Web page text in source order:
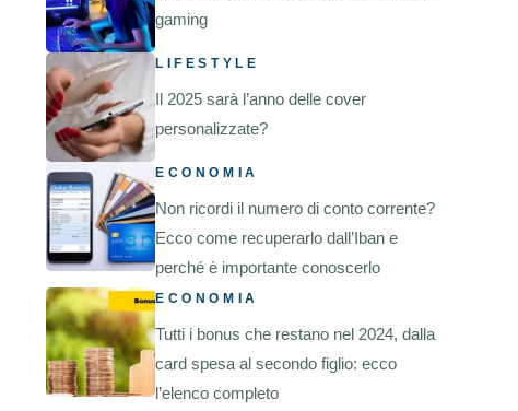
gaming
LIFESTYLE
Il 2025 sarà l’anno delle cover
personalizzate?
ECONOMIA
Non ricordi il numero di conto corrente?
Ecco come recuperarlo dall’Iban e
perché è importante conoscerlo
ECONOMIA
Tutti i bonus che restano nel 2024, dalla
card spesa al secondo figlio: ecco
l’elenco completo